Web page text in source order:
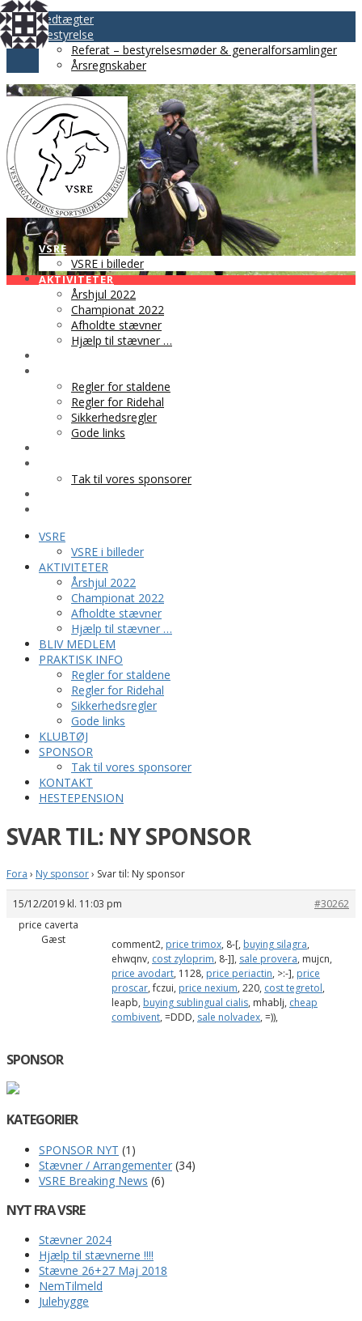
Vedtægter
Bestyrelse
Referat – bestyrelsesmøder & generalforsamlinger
Årsregnskaber
VSRE
VSRE i billeder
AKTIVITETER
Årshjul 2022
Championat 2022
Afholdte stævner
Hjælp til stævner …
Regler for staldene
Regler for Ridehal
Sikkerhedsregler
Gode links
Tak til vores sponsorer
VSRE
VSRE i billeder
AKTIVITETER
Årshjul 2022
Championat 2022
Afholdte stævner
Hjælp til stævner …
BLIV MEDLEM
PRAKTISK INFO
Regler for staldene
Regler for Ridehal
Sikkerhedsregler
Gode links
KLUBTØJ
SPONSOR
Tak til vores sponsorer
KONTAKT
HESTEPENSION
SVAR TIL: NY SPONSOR
Fora › Ny sponsor› Svar til: Ny sponsor
15/12/2019 kl. 11:03 pm
#30262
price caverta
Gæst
comment2, price trimox, 8-[, buying silagra,
ehwqnv, cost zyloprim, 8-]], sale provera, mujcn,
price avodart, 1128, price periactin, >:-], price
proscar, fczui, price nexium, 220, cost tegretol,
leapb, buying sublingual cialis, mhablj, cheap
combivent, =DDD, sale nolvadex, =)),
SPONSOR
KATEGORIER
SPONSOR NYT (1)
Stævner / Arrangementer (34)
VSRE Breaking News (6)
NYT FRA VSRE
Stævner 2024
Hjælp til stævnerne !!!!
Stævne 26+27 Maj 2018
NemTilmeld
Julehygge